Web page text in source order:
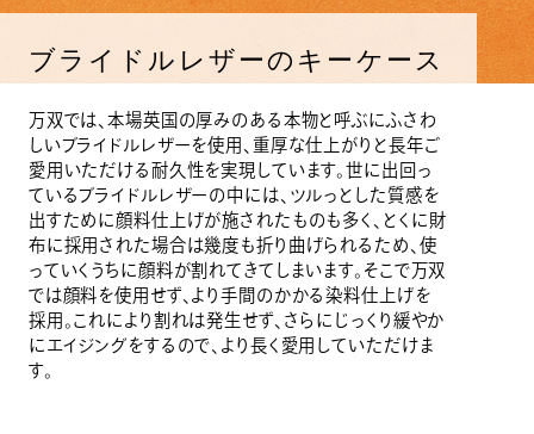
ブライドルレザーのキーケース
万双では、本場英国の厚みのある本物と呼ぶにふさわ
しいブライドルレザーを使用、重厚な仕上がりと長年ご
愛用いただける耐久性を実現しています。世に出回っ
ているブライドルレザーの中には、ツルっとした質感を
出すために顔料仕上げが施されたものも多く、とくに財
布に採用された場合は幾度も折り曲げられるため、使
っていくうちに顔料が割れてきてしまいます。そこで万双
では顔料を使用せず、より手間のかかる染料仕上げを
採用。これにより割れは発生せず、さらにじっくり緩やか
にエイジングをするので、より長く愛用していただけま
す。